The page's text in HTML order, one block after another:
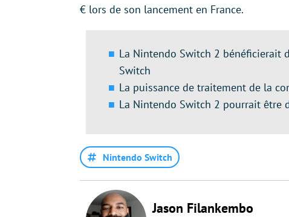
€ lors de son lancement en France.
La Nintendo Switch 2 bénéficierait
Switch
La puissance de traitement de la
La Nintendo Switch 2 pourrait être
Nintendo Switch
Jason Filankembo